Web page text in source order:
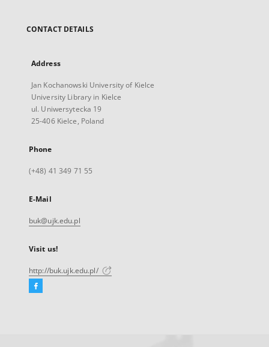
CONTACT DETAILS
Address
Jan Kochanowski University of Kielce
University Library in Kielce
ul. Uniwersytecka 19
25-406 Kielce, Poland
Phone
(+48) 41 349 71 55
E-Mail
buk@ujk.edu.pl
Visit us!
http://buk.ujk.edu.pl/
Facebook